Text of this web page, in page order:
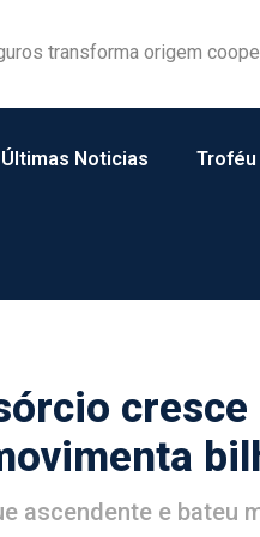
transforma origem
próxima e atuação
Últimas Noticias Troféu
ascendente e bateu